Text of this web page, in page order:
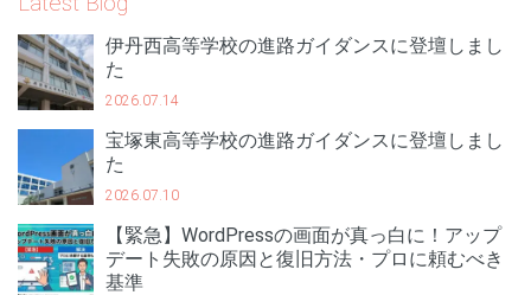
伊丹西高等学校の進路ガイダンスに登壇しまし
た
2026.07.14
宝塚東高等学校の進路ガイダンスに登壇しまし
た
2026.07.10
【緊急】WordPressの画面が真っ白に！アップ
デート失敗の原因と復旧方法・プロに頼むべき
基準